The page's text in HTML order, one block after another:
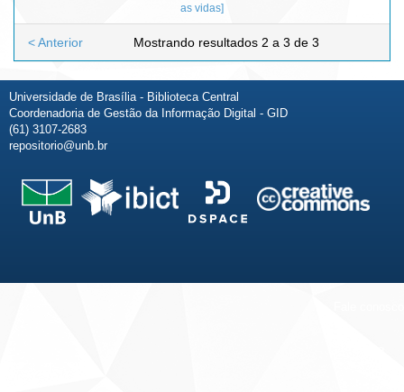
as vidas]
Mostrando resultados 2 a 3 de 3
< Anterior
Universidade de Brasília - Biblioteca Central
Coordenadoria de Gestão da Informação Digital - GID
(61) 3107-2683
repositorio@unb.br